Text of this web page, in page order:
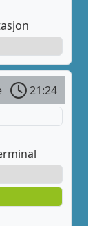
21:24